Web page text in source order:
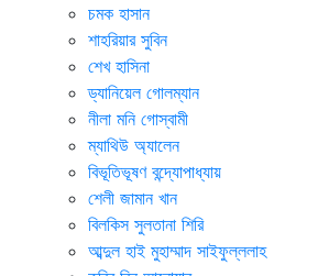
চমক হাসান
শাহরিয়ার সুবিন
শেখ হাসিনা
ড্যানিয়েল গোলম্যান
নীলা মনি গোস্বামী
ম্যাথিউ অ্যালেন
বিভূতিভূষণ বন্দ্যোপাধ্যায়
শেলী জামান খান
বিলকিস সুলতানা শিরি
আব্দুল হাই মুহাম্মাদ সাইফুল্ললাহ